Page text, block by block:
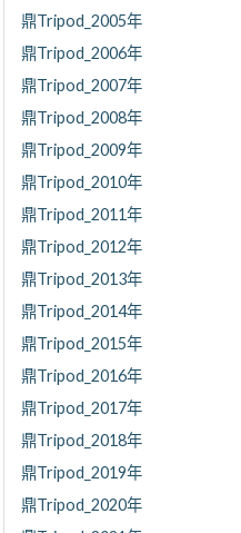
鼎Tripod_2005年
鼎Tripod_2006年
鼎Tripod_2007年
鼎Tripod_2008年
鼎Tripod_2009年
鼎Tripod_2010年
鼎Tripod_2011年
鼎Tripod_2012年
鼎Tripod_2013年
鼎Tripod_2014年
鼎Tripod_2015年
鼎Tripod_2016年
鼎Tripod_2017年
鼎Tripod_2018年
鼎Tripod_2019年
鼎Tripod_2020年